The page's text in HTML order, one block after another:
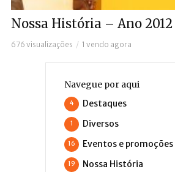
Nossa História – Ano 2012
676 visualizações 1 vendo agora
Navegue por aqui
Destaques
4
Diversos
1
Eventos e promoções
16
Nossa História
19